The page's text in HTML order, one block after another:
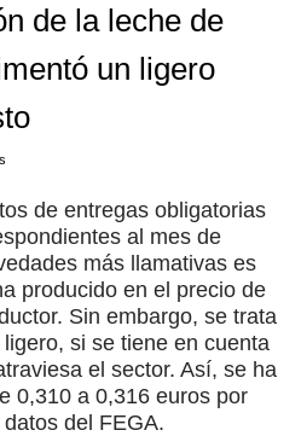
de la leche de
un ligero
de entregas obligatorias
al mes de
más llamativas es
producido en el precio de
Sin embargo, se trata
si se tiene en cuenta
el sector. Así, se ha
0,310 a 0,316 euros por
del FEGA.